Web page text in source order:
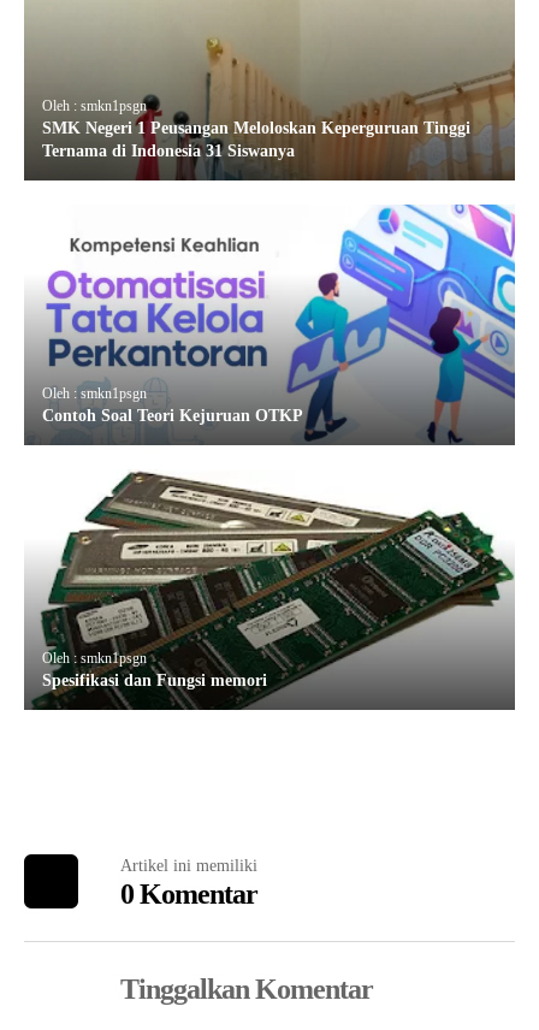
Oleh : smkn1psgn
SMK Negeri 1 Peusangan Meloloskan Keperguruan Tinggi
Ternama di Indonesia 31 Siswanya
Oleh : smkn1psgn
Contoh Soal Teori Kejuruan OTKP
Oleh : smkn1psgn
Spesifikasi dan Fungsi memori
Artikel ini memiliki
0 Komentar
Tinggalkan Komentar